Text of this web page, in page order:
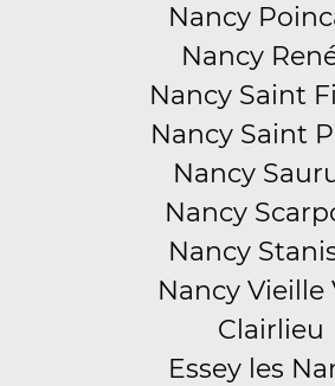
Nancy
Nancy
Nancy Saint
Nancy Saint
Nancy
Nancy
Nancy
Nancy Vieille
Clairlieu
Essey les